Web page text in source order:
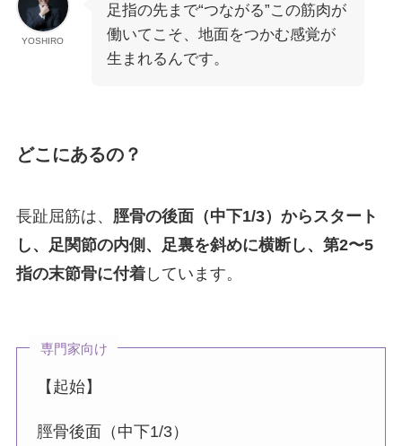
YOSHIRO
足指の先まで“つながる”この筋肉が
働いてこそ、地面をつかむ感覚が
生まれるんです。
どこにあるの？
長趾屈筋は、 脛骨の後面（中下1/3）からスタート
し、足関節の内側、足裏を斜めに横断し、第2〜5
指の末節骨に付着しています。
専門家向け
【起始】
脛骨後面（中下1/3）